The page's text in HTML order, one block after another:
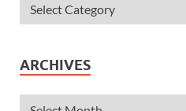
ARCHIVES